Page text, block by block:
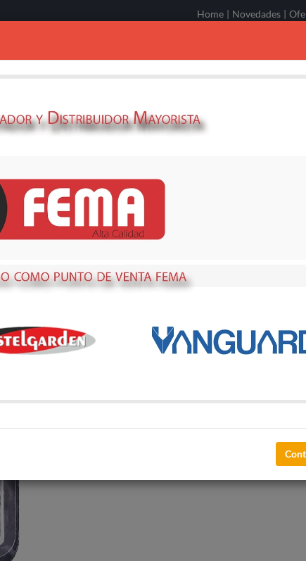
Home | Novedades |
KIT ACC. MIG BOQUILLA
Transporte Habitual
Transporte habitual
Compartí en: